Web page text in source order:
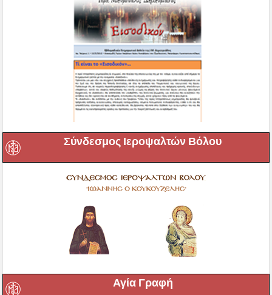
Σύνδεσμος Ιεροψαλτών Βόλου
Αγία Γραφή